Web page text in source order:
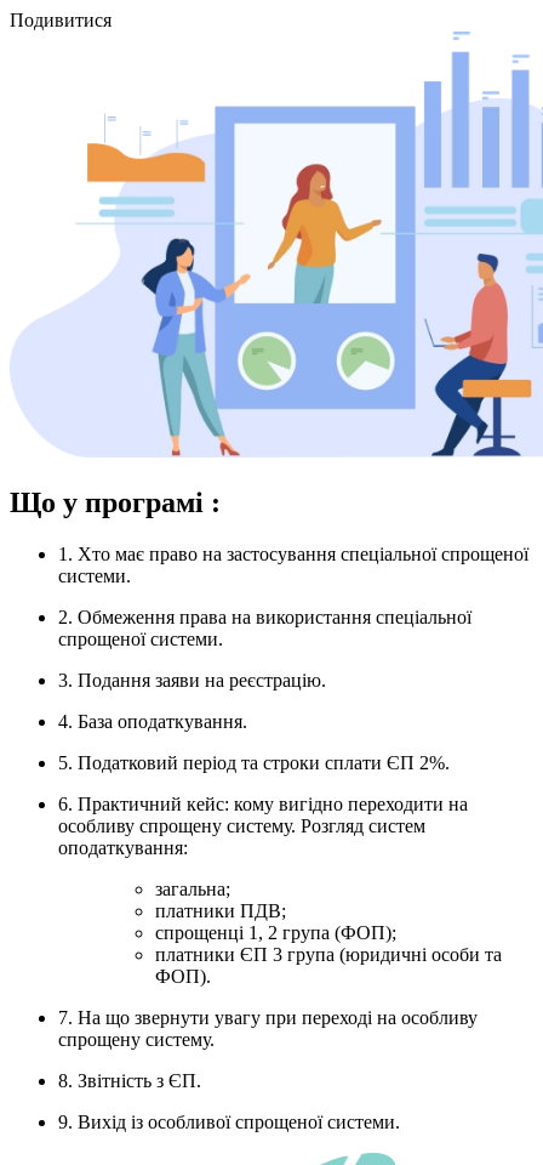
Подивитися
Що у програмі :
1. Хто має право на застосування спеціальної спрощеної
системи.
2. Обмеження права на використання спеціальної
спрощеної системи.
3. Подання заяви на реєстрацію.
4. База оподаткування.
5. Податковий період та строки сплати ЄП 2%.
6. Практичний кейс: кому вигідно переходити на
особливу спрощену систему. Розгляд систем
оподаткування:
загальна;
платники ПДВ;
спрощенці 1, 2 група (ФОП);
платники ЄП 3 група (юридичні особи та
ФОП).
7. На що звернути увагу при переході на особливу
спрощену систему.
8. Звітність з ЄП.
9. Вихід із особливої спрощеної системи.